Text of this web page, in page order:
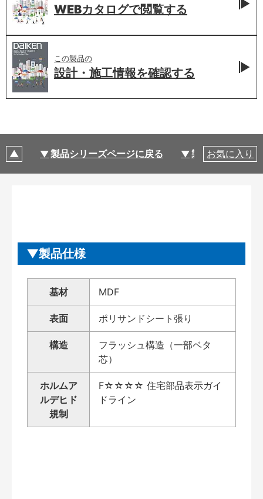
WEBカタログで閲覧する
この製品の
設計・施工情報を確認する
製品シリーズページに戻る 製品仕様
お気に入り
製品仕様
基材 MDF
表面 ポリサンドシート張り
構造
フラッシュ構造（一部ベタ
芯）
ホルムア
ルデヒド
規制
F☆☆☆☆ 住宅部品表示ガイ
ドライン